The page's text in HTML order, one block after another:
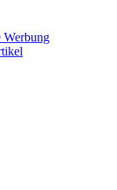
Werbung